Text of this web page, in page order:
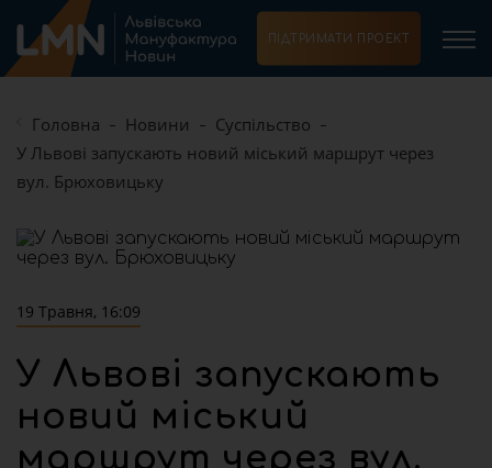
ПІДТРИМАТИ ПРОЕКТ
Головна Новини
Суспільство
У Львові запускають новий міський маршрут через
вул. Брюховицьку
19 Травня, 16:09
У Львові запускають
новий міський
маршрут через вул.